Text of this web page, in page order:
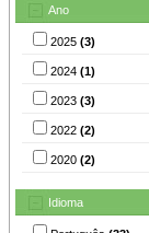
Ano
2025 (3)
2024 (1)
2023 (3)
2022 (2)
2020 (2)
Idioma